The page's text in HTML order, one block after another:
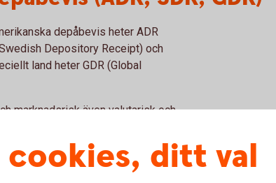
depåbevis heter ADR
Depository Receipt) och
land heter GDR (Global
marknadsrisk även valutarisk och
i en annan valuta vilket
det kan uppstå situationer som
Ett exempel är sanktioner.
cookies, ditt val